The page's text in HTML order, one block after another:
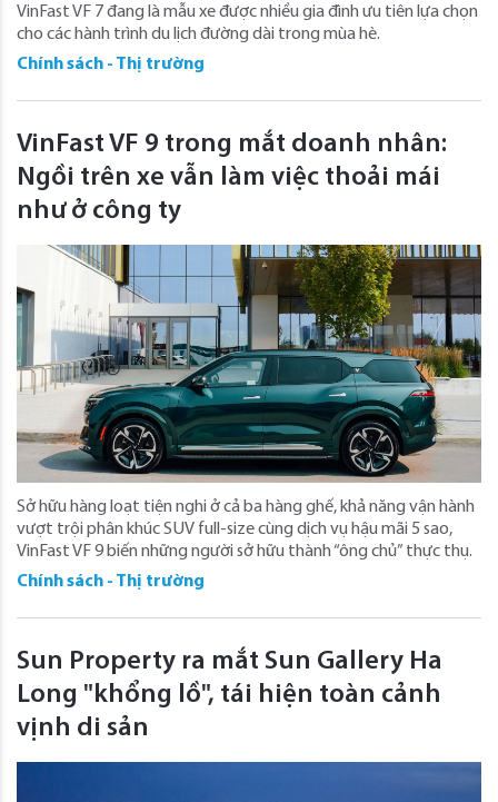
VinFast VF 7 đang là mẫu xe được nhiều gia đình ưu tiên lựa chọn
cho các hành trình du lịch đường dài trong mùa hè.
Chính sách - Thị trường
VinFast VF 9 trong mắt doanh nhân:
Ngồi trên xe vẫn làm việc thoải mái
như ở công ty
Sở hữu hàng loạt tiện nghi ở cả ba hàng ghế, khả năng vận hành
vượt trội phân khúc SUV full-size cùng dịch vụ hậu mãi 5 sao,
VinFast VF 9 biến những người sở hữu thành “ông chủ” thực thụ.
Chính sách - Thị trường
Sun Property ra mắt Sun Gallery Ha
Long "khổng lồ", tái hiện toàn cảnh
vịnh di sản